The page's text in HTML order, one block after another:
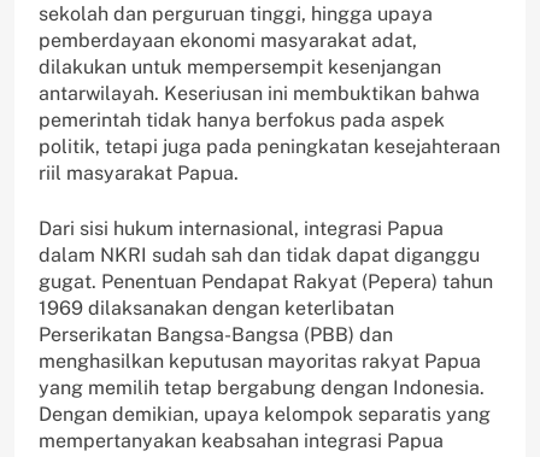
sekolah dan perguruan tinggi, hingga upaya
pemberdayaan ekonomi masyarakat adat,
dilakukan untuk mempersempit kesenjangan
antarwilayah. Keseriusan ini membuktikan bahwa
pemerintah tidak hanya berfokus pada aspek
politik, tetapi juga pada peningkatan kesejahteraan
riil masyarakat Papua.
Dari sisi hukum internasional, integrasi Papua
dalam NKRI sudah sah dan tidak dapat diganggu
gugat. Penentuan Pendapat Rakyat (Pepera) tahun
1969 dilaksanakan dengan keterlibatan
Perserikatan Bangsa-Bangsa (PBB) dan
menghasilkan keputusan mayoritas rakyat Papua
yang memilih tetap bergabung dengan Indonesia.
Dengan demikian, upaya kelompok separatis yang
mempertanyakan keabsahan integrasi Papua